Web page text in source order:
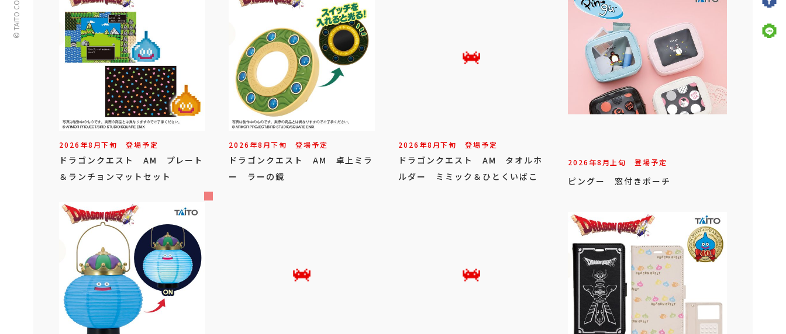
2026年8月下旬 登場予定
ドラゴンクエスト AM プレート
＆ランチョンマットセット
2026年8月下旬 登場予定
ドラゴンクエスト AM 卓上ミラ
ー ラーの鏡
2026年8月下旬 登場予定
ドラゴンクエスト AM タオルホ
ルダー ミミック＆ひとくいばこ
2026年8月上旬 登場予定
ピングー 窓付きポーチ